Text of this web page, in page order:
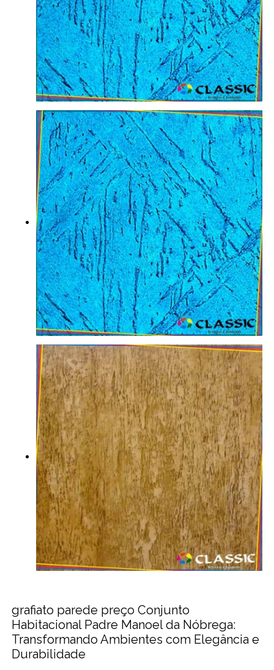
grafiato parede preço Conjunto
Habitacional Padre Manoel da Nóbrega:
Transformando Ambientes com Elegância e
Durabilidade